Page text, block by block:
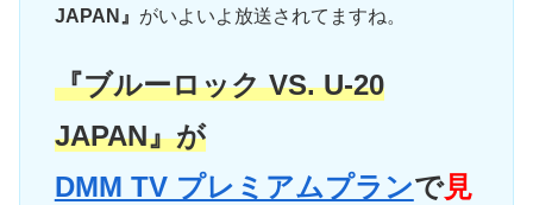
JAPAN』 がいよいよ放送されてますね。
『ブルーロック VS. U-20
JAPAN』が
DMM TV プレミアムプランで見